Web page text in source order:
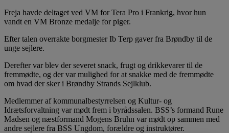
Freja havde deltaget ved VM for Tera Pro i Frankrig, hvor hun
vandt en VM Bronze medalje for piger.
Efter talen overrakte borgmester Ib Terp gaver fra Brøndby til de
unge sejlere.
Derefter var blev der severet snack, frugt og drikkevarer til de
fremmødte, og der var mulighed for at snakke med de fremmødte
om hvad der sker i Brøndby Strands Sejlklub.
Medlemmer af kommunalbestyrrelsen og Kultur- og
Idrætsforvaltning var mødt frem i byrådssalen. BSS’s formand Rune
Madsen og næstformand Mogens Bruhn var mødt op sammen med
andre sejlere fra BSS Ungdom, forældre og instruktører.